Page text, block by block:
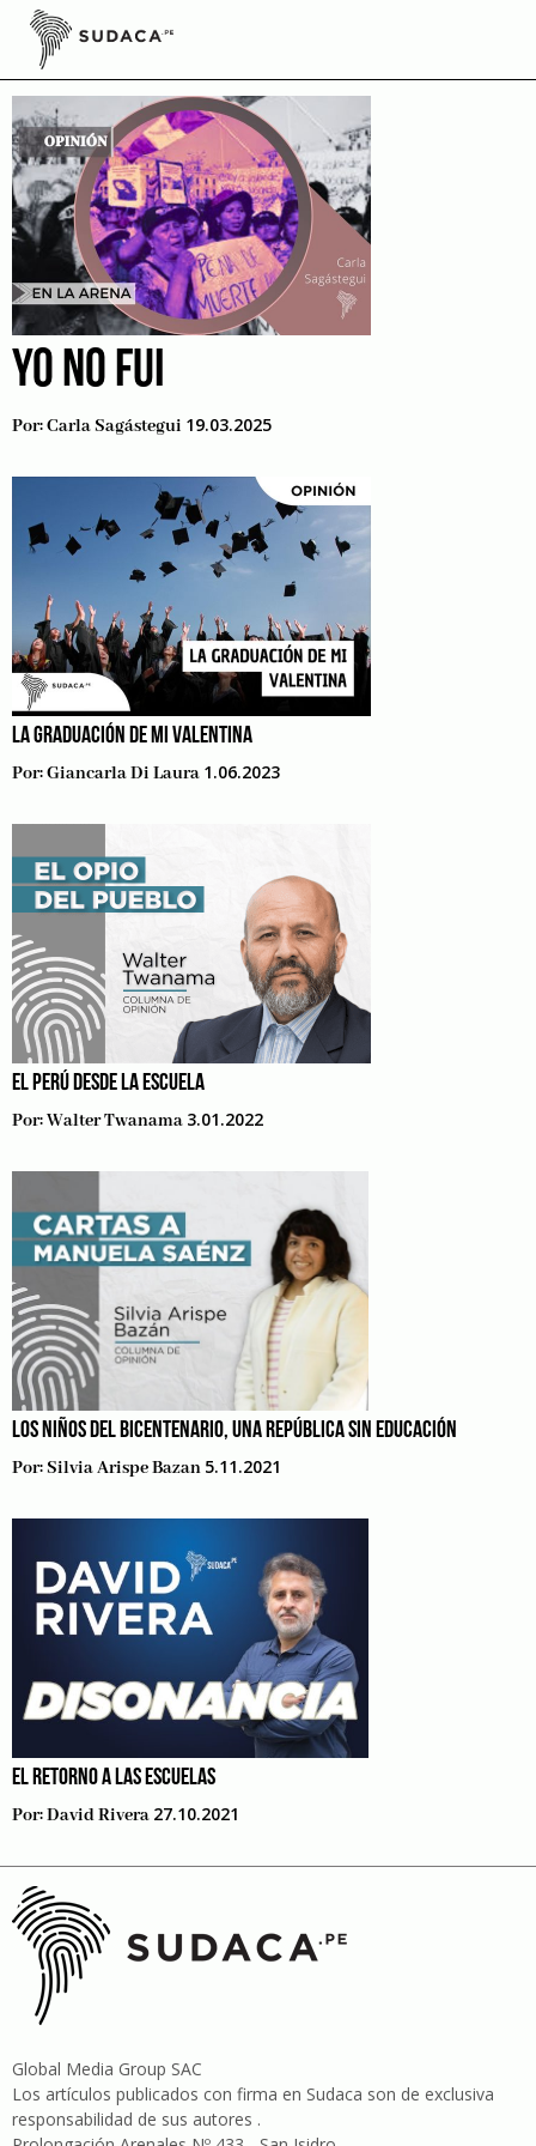
Skip
contentescuelas
YO NO FUI
Por:Carla Sagástegui 19.03.2025
LA GRADUACIÓN DE MI VALENTINA
Por:Giancarla Di Laura 1.06.2023
EL PERÚ DESDE LA ESCUELA
Por:Walter Twanama 3.01.2022
LOS NIÑOS DEL BICENTENARIO, UNA REPÚBLICA SIN EDUCACIÓN
Por:Silvia Arispe Bazan 5.11.2021
EL RETORNO A LAS ESCUELAS
Por:David Rivera 27.10.2021
Global Media Group SAC
Los artículos publicados con firma en Sudaca son de exclusiva
responsabilidad de sus autores .